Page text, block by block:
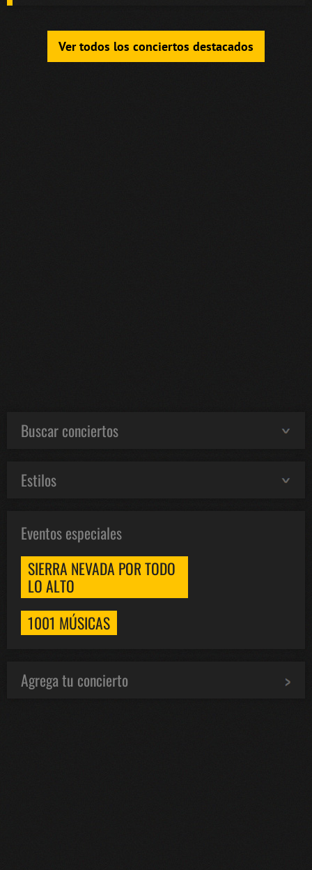
Ver todos los conciertos destacados
Buscar conciertos
Estilos
Eventos especiales
SIERRA NEVADA POR TODO
LO ALTO
1001 MÚSICAS
Agrega tu concierto